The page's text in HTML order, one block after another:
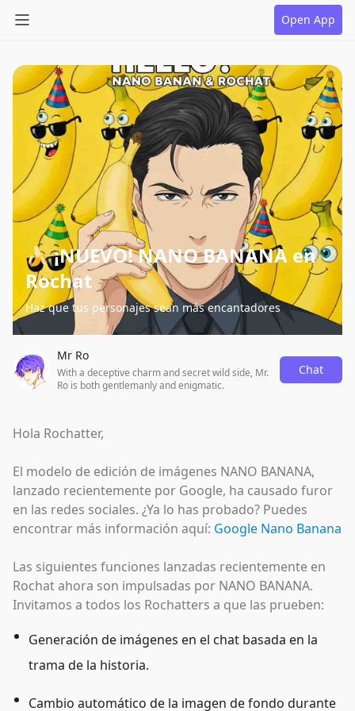
Open App
🍌 ¡NUEVO! NANO BANANA en
Rochat
Haz que tus personajes sean más encantadores
Mr Ro
With a deceptive charm and secret wild side, Mr.
Ro is both gentlemanly and enigmatic.
Chat
Hola Rochatter,
El modelo de edición de imágenes NANO BANANA,
lanzado recientemente por Google, ha causado furor
en las redes sociales. ¿Ya lo has probado? Puedes
encontrar más información aquí: Google Nano Banana
Las siguientes funciones lanzadas recientemente en
Rochat ahora son impulsadas por NANO BANANA.
Invitamos a todos los Rochatters a que las prueben:
Generación de imágenes en el chat basada en la
trama de la historia.
Cambio automático de la imagen de fondo durante